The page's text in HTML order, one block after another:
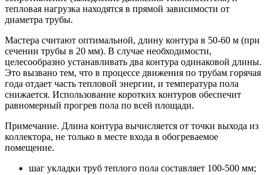
тепловая нагрузка находятся в прямой зависимости от
диаметра трубы.
Мастера считают оптимальной, длину контура в 50-60 м (при
сечении трубы в 20 мм). В случае необходимости,
целесообразно устанавливать два контура одинаковой длины.
Это вызвано тем, что в процессе движения по трубам горячая
года отдает часть тепловой энергии, и температура пола
снижается. Использование коротких контуров обеспечит
равномерный прогрев пола по всей площади.
Примечание. Длина контура вычисляется от точки выхода из
коллектора, не только в месте входа в обогреваемое
помещение.
шаг укладки труб теплого пола составляет 100-500 мм;